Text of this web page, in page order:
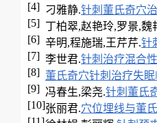
[4] 刁雅静.针刺董氏奇穴
[5] 丁柏翠,赵艳玲,罗景,魏
[6] 辛明,程施瑞,王芹芹.针
[7] 李世君.针刺治疗混合
[8] 董氏奇穴针刺治疗失
[9] 冯春生,梁尧.针刺董氏
[10]张丽君.穴位埋线与董